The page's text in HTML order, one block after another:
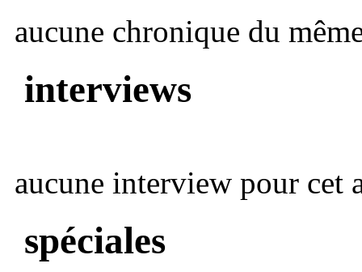
aucune chronique du
interviews
aucune interview pour cet
spéciales